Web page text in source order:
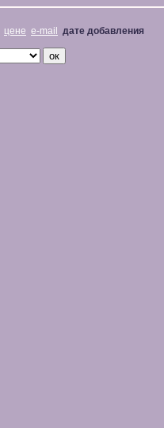
цене e-mail дате добавления